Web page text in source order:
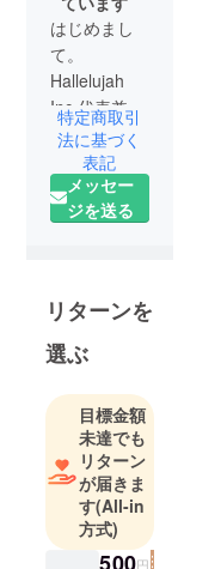
はじめまし
て。
Hallelujah
Inc.代表兼デ
ザイナーの
西本です。
『普段の日
ンセプト
に、
本革製品を
日々デザイ
ンしており
ます。
大好きな革
製品を、見
つけてもら
特定商取引
法に基づく
表記
メッセー
ジを送る
リターンを
選ぶ
目標金額
未達でも
リターン
が届きま
す(All-in
方式)
500円